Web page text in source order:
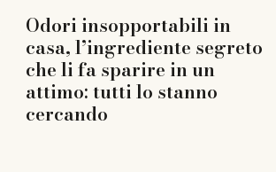
Odori insopportabili in
casa, l’ingrediente segreto
che li fa sparire in un
attimo: tutti lo stanno
cercando